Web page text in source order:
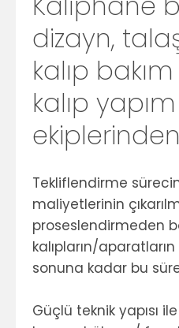
dizayn,
kalıp
kalıp yapım
Tekliflendirme
maliyetlerinin
proseslendirmeden
kalıpların/
sonuna kadar bu
Güçlü teknik yapısı